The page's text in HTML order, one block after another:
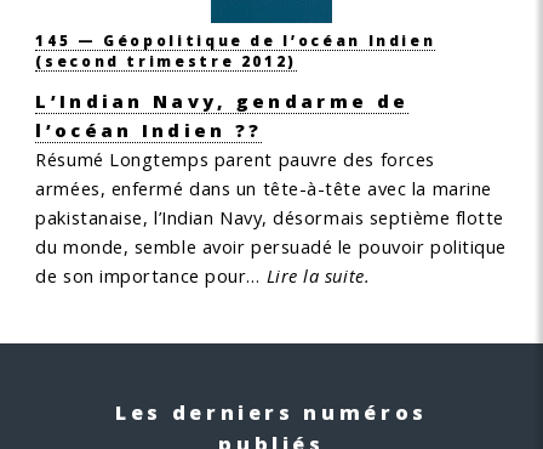
145 — Géopolitique de l’océan Indien
(second trimestre 2012)
L’Indian Navy, gendarme de
l’océan Indien ??
Résumé Longtemps parent pauvre des forces
armées, enfermé dans un tête-à-tête avec la marine
pakistanaise, l’Indian Navy, désormais septième flotte
du monde, semble avoir persuadé le pouvoir politique
de son importance pour… Lire la suite.
Les derniers numéros